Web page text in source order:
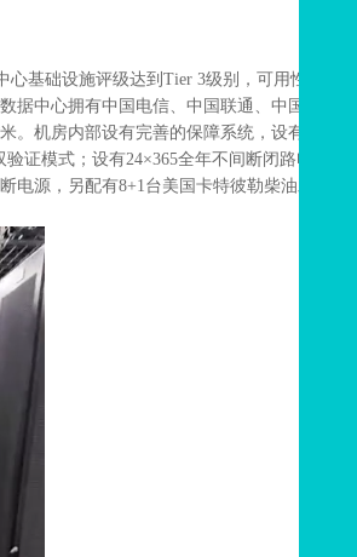
基础设施评级达到Tier 3级别，可用性可
据中心拥有中国电信、中国联通、中国移动
。机房内部设有完善的保障系统，设有7×24
证模式；设有24×365全年不间断闭路电视
电源，另配有8+1台美国卡特彼勒柴油发电